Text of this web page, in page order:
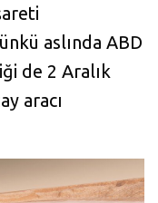
aslında ABD
de 2 Aralık
aracı